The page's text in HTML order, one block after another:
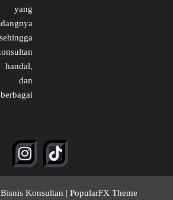
yang
dan
Konsultan | PopularFX Theme